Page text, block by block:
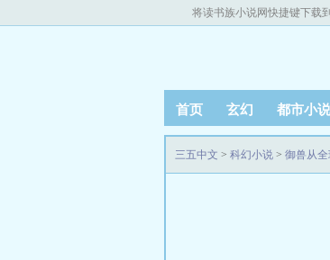
将读书族小说网快捷键下载
首页 玄幻 都市小说
三五中文 > 科幻小说 > 御兽从